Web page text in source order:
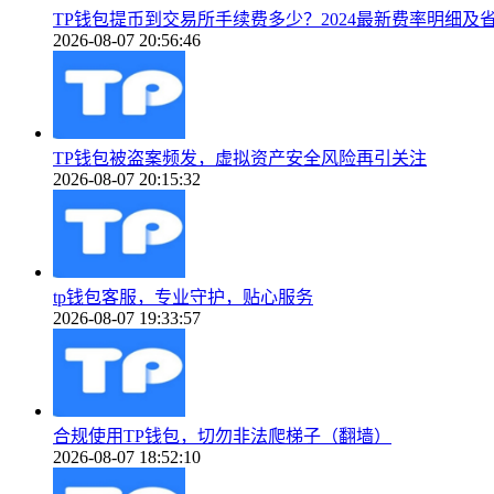
TP钱包提币到交易所手续费多少？2024最新费率明细及
2026-08-07 20:56:46
TP钱包被盗案频发，虚拟资产安全风险再引关注
2026-08-07 20:15:32
tp钱包客服，专业守护，贴心服务
2026-08-07 19:33:57
合规使用TP钱包，切勿非法爬梯子（翻墙）
2026-08-07 18:52:10